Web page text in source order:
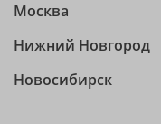
Москва
Нижний Новгород
Новосибирск